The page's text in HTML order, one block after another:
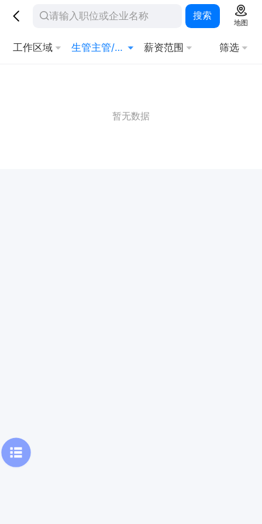
搜索
地图
工作区域 生管主管/督导 薪资范围 筛选
暂无数据